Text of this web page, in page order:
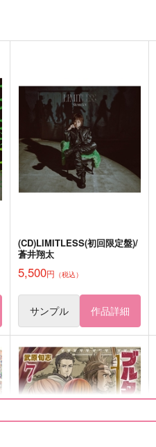
せいぜい長生きしろよ
2,357円（税込）
ロー×ゾロ
サンプル 作品詳細
(CD)LIMITLESS(初回限定盤)/
蒼井翔太
5,500円 （税込）
サンプル 作品詳細